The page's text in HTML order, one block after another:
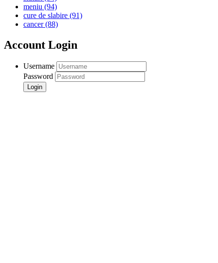
meniu (94)
cure de slabire (91)
cancer(88)
Account Login
Username
Password